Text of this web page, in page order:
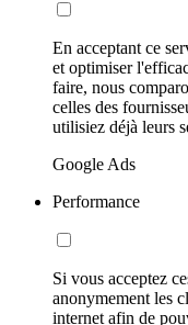
En acceptant ce
et optimiser
faire, nous
celles des
utilisiez déjà leurs
Google Ads
Performance
Si vous acceptez
anonymement les
internet afin de